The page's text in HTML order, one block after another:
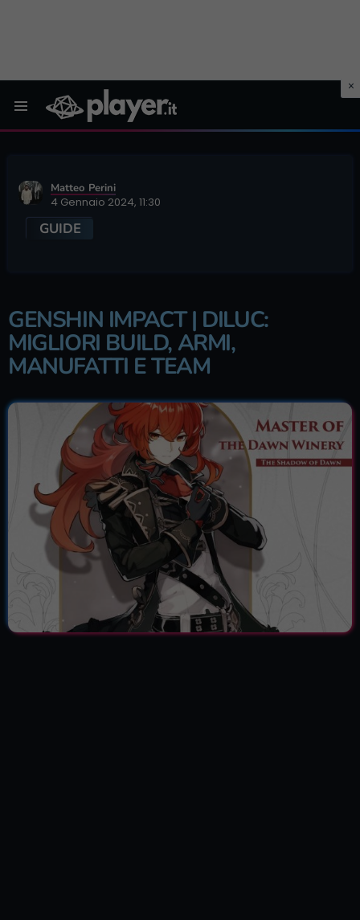
Matteo Perini
4 Gennaio 2024, 11:30
GUIDE
GENSHIN IMPACT | DILUC:
MIGLIORI BUILD, ARMI,
MANUFATTI E TEAM